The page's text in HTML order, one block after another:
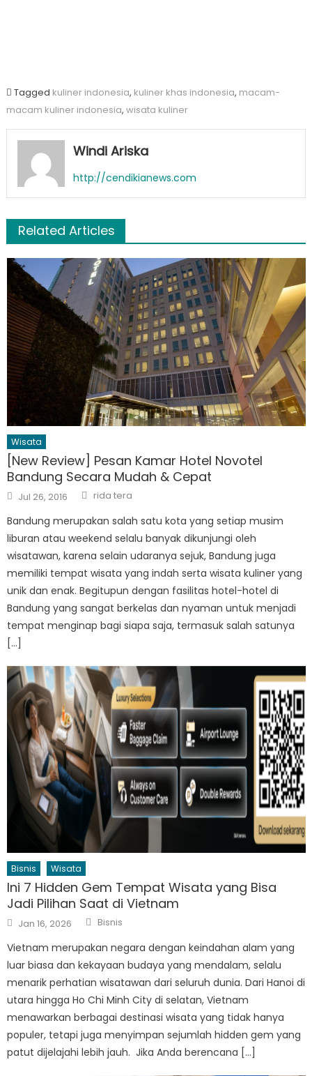
Tagged kuliner indonesia, kuliner khas indonesia, macam-
macam kuliner indonesia, wisata kuliner
Windi Ariska
http://cendikianews.com
Related Articles
Wisata
[New Review] Pesan Kamar Hotel Novotel
Bandung Secara Mudah & Cepat
Posted
on
Jul 26, 2016 Author
rida tera
Bandung merupakan salah satu kota yang setiap musim
liburan atau weekend selalu banyak dikunjungi oleh
wisatawan, karena selain udaranya sejuk, Bandung juga
memiliki tempat wisata yang indah serta wisata kuliner yang
unik dan enak. Begitupun dengan fasilitas hotel-hotel di
Bandung yang sangat berkelas dan nyaman untuk menjadi
tempat menginap bagi siapa saja, termasuk salah satunya
[…]
Bisnis Wisata
Ini 7 Hidden Gem Tempat Wisata yang Bisa
Jadi Pilihan Saat di Vietnam
Posted
on
Jan 16, 2026 Author
Bisnis
Vietnam merupakan negara dengan keindahan alam yang
luar biasa dan kekayaan budaya yang mendalam, selalu
menarik perhatian wisatawan dari seluruh dunia. Dari Hanoi di
utara hingga Ho Chi Minh City di selatan, Vietnam
menawarkan berbagai destinasi wisata yang tidak hanya
populer, tetapi juga menyimpan sejumlah hidden gem yang
patut dijelajahi lebih jauh. Jika Anda berencana […]